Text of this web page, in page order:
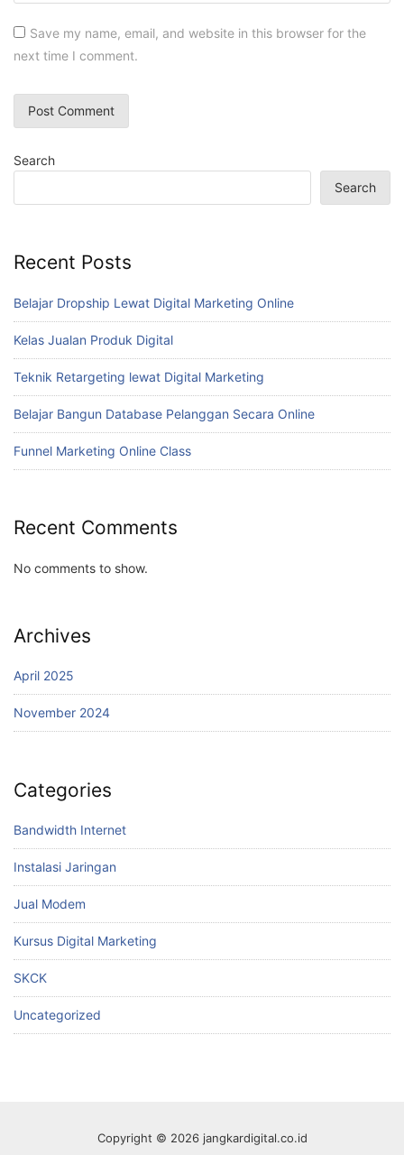
Save my name, email, and website in this browser for the
next time I comment.
Search
Search
Recent Posts
Belajar Dropship Lewat Digital Marketing Online
Kelas Jualan Produk Digital
Teknik Retargeting lewat Digital Marketing
Belajar Bangun Database Pelanggan Secara Online
Funnel Marketing Online Class
Recent Comments
No comments to show.
Archives
April 2025
November 2024
Categories
Bandwidth Internet
Instalasi Jaringan
Jual Modem
Kursus Digital Marketing
SKCK
Uncategorized
Copyright © 2026 jangkardigital.co.id